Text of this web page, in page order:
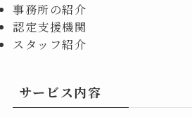
事務所の紹介
認定支援機関
スタッフ紹介
サービス内容